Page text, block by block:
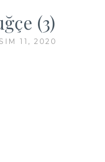
(3)
11, 2020